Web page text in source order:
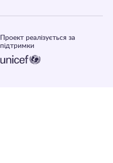
Проект реалізується за
підтримки